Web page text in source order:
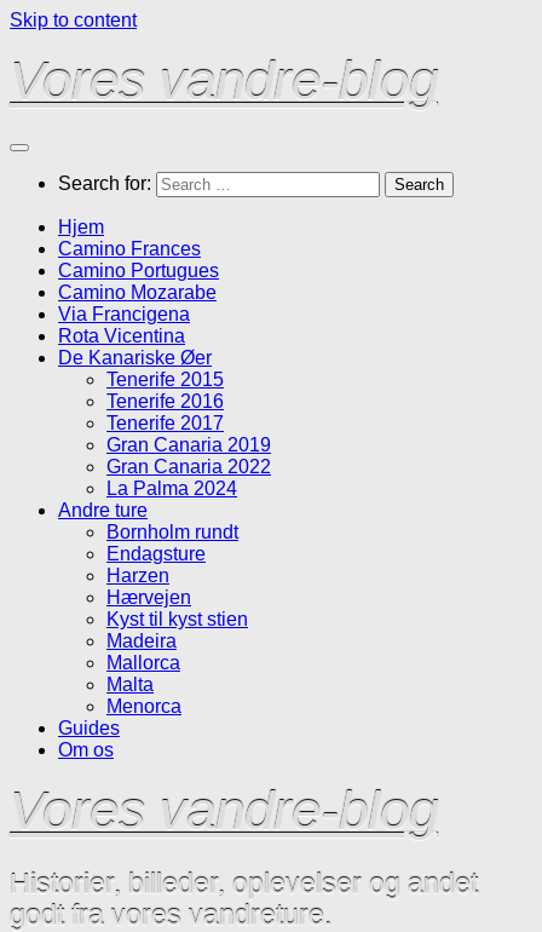
Skip to content
Vores vandre-blog
Search for:
Hjem
Camino Frances
Camino Portugues
Camino Mozarabe
Via Francigena
Rota Vicentina
De Kanariske Øer
Tenerife 2015
Tenerife 2016
Tenerife 2017
Gran Canaria 2019
Gran Canaria 2022
La Palma 2024
Andre ture
Bornholm rundt
Endagsture
Harzen
Hærvejen
Kyst til kyst stien
Madeira
Mallorca
Malta
Menorca
Guides
Om os
Vores vandre-blog
Historier, billeder, oplevelser og andet
godt fra vores vandreture.